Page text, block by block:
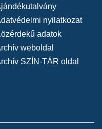
nyilatkozat
adatok
weboldal
SZÍN-TÁR oldal